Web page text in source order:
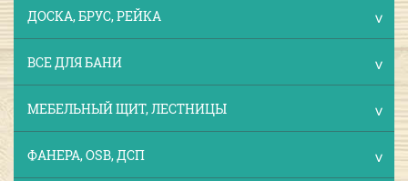
ДОСКА, БРУС, РЕЙКА
ВСЕ ДЛЯ БАНИ
МЕБЕЛЬНЫЙ ЩИТ, ЛЕСТНИЦЫ
ФАНЕРА, OSB, ДСП